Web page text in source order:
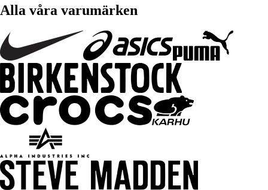
Alla våra varumärken